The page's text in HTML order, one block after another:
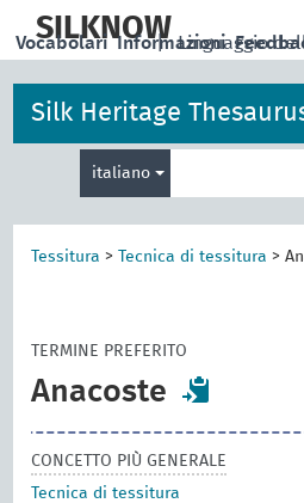
main
SILKNOW
| Linguaggio
Vocabolari Informazioni
Silk Heritage
italiano
per
la
Tessitura > Tecnica di tessitura >
TERMINE PREFERITO
Anacoste
CONCETTO PIÙ GENERALE
Tecnica di tessitura